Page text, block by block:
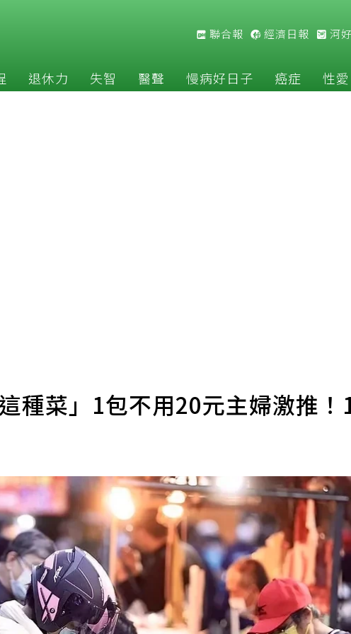
聯合報 經濟日報 河
退休力 失智 醫聲 慢病好日子 癌症 性愛
種菜」1包不用20元主婦激推